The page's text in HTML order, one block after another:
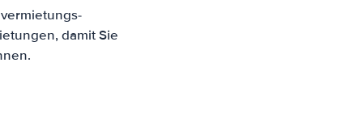
damit Sie